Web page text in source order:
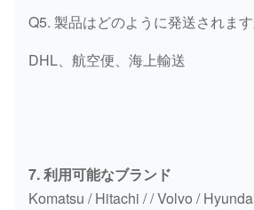
Q5. 製品はどのように発送されます
DHL、航空便、海上輸送
7. 利用可能なブランド
Komatsu / Hitachi / / Volvo /